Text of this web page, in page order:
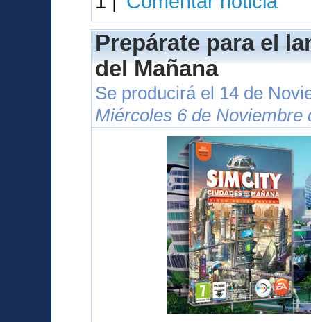
Prepárate para el
del Mañana
Se producirá el 14 de
Miércoles 6 de Noviembre